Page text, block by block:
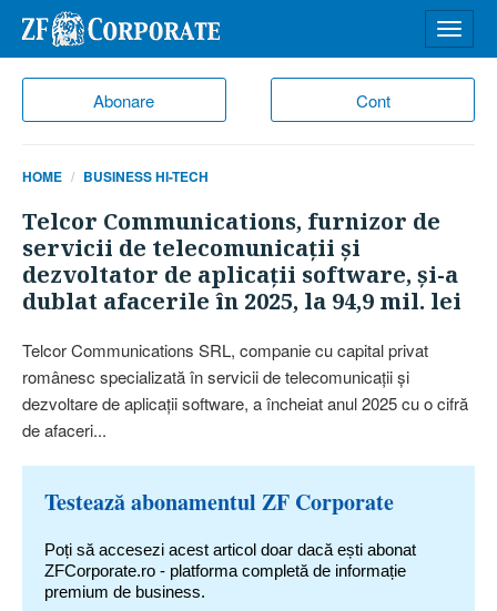
Abonare Cont
meniu
HOME BUSINESS HI-TECH
Telcor Communications, furnizor de
servicii de telecomunicaţii şi
dezvoltator de aplicaţii software, şi-a
dublat afacerile în 2025, la 94,9 mil. lei
Telcor Communications SRL, companie cu capital privat
românesc specializată în servicii de telecomunicaţii şi
dezvoltare de aplicaţii software, a încheiat anul 2025 cu o cifră
de afaceri...
Testează abonamentul ZF Corporate
Poți să accesezi acest articol doar dacă ești abonat
ZFCorporate.ro - platforma completă de informație
premium de business.